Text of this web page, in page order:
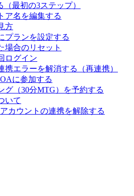
最初の3ステップ）
ア名を編集する
方
プランを設定する
場合のリセット
ログイン
携エラーを解消する（再連携）
に参加する
グ（30分MTG）を予約する
いて
カウントの連携を解除する